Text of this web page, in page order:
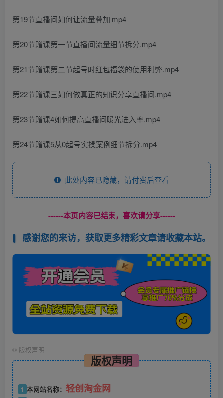
第19节直播间如何让流量叠加.mp4
第20节赠课第一节直播间流量细节拆分.mp4
第21节赠课第二节起号时红包福袋的使用利弊.mp4
第22节赠课三如何做真正的知识分享直播间.mp4
第23节赠课4如何提高直播间曝光进入率.mp4
第24节赠课5从0起号实操案例细节拆分.mp4
此处内容已隐藏，请付费后查看
------本页内容已结束，喜欢请分享------
感谢您的来访，获取更多精彩文章请收藏本站。
© 版权声明
版权声明
1 本网站名称： 轻创淘金网